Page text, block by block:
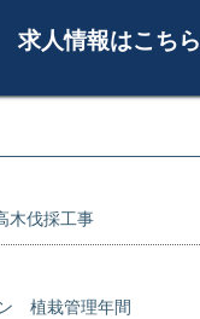
求人情報はこちら
伐採工事
植栽管理年間